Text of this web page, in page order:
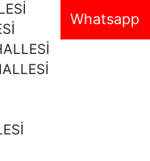
Whatsapp